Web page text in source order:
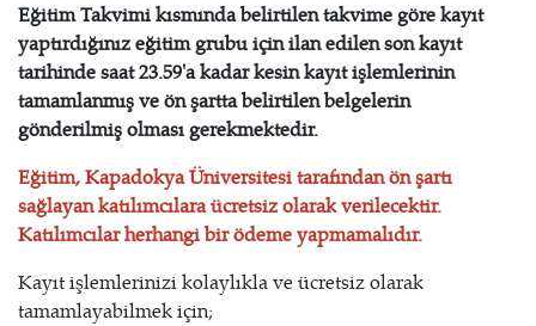
Eğitim Takvimi kısmında belirtilen takvime göre kayıt
yaptırdığınız eğitim grubu için ilan edilen son kayıt
tarihinde saat 23.59'a kadar kesin kayıt işlemlerinin
tamamlanmış ve ön şartta belirtilen belgelerin
gönderilmiş olması gerekmektedir.
Eğitim, Kapadokya Üniversitesi tarafından ön şartı
sağlayan katılımcılara ücretsiz olarak verilecektir.
Katılımcılar herhangi bir ödeme yapmamalıdır.
Kayıt işlemlerinizi kolaylıkla ve ücretsiz olarak
tamamlayabilmek için;